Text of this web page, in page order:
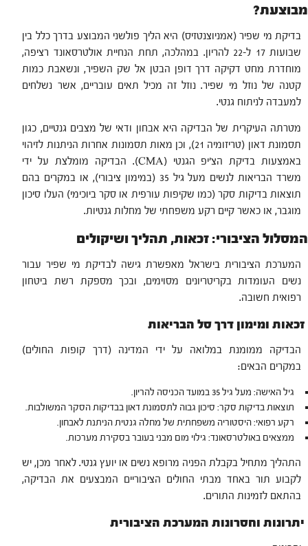
מבוצעת?
בדיקת מי שפיר (אמניוצנטזיס) היא הליך פולשני המבוצע בדרך כלל בין
שבועות 17 ל-22 להריון. במהלכה, תחת הנחיית אולטרסאונד רציפה,
מוחדרת מחט דקיקה דרך דופן הבטן אל שק השפיר, ונשאבת כמות
קטנה של נוזל מי שפיר. נוזל זה מכיל תאים עובריים, אשר נשלחים
למעבדה לניתוח גנטי.
מטרתה העיקרית של הבדיקה היא אבחון ודאי של מצבים גנטיים, כגון
תסמונת דאון (טריזומיה 21), וכן מאות תסמונות אחרות הניתנות לזיהוי
באמצעות בדיקת הצ'יפ הגנטי (CMA). הבדיקה מומלצת על ידי
משרד הבריאות לנשים מעל גיל 35 (במימון ציבורי), או במקרים בהם
תוצאות בדיקות סקר (כמו שקיפות עורפית או סקר ביוכימי) העלו סיכון
מוגבר, או כאשר קיים רקע משפחתי של מחלות גנטיות.
המסלול הציבורי: זכאות, תהליך ושיקולים
המערכת הציבורית בישראל מאפשרת גישה לבדיקת מי שפיר עבור
נשים העומדות בקריטריונים מסוימים, ובכך מספקת רשת ביטחון
רפואית חשובה.
זכאות ומימון דרך סל הבריאות
הבדיקה ממומנת במלואה על ידי המדינה (דרך קופות החולים)
במקרים הבאים:
גיל האישה: מעל גיל 35 במועד הכניסה להריון.
תוצאות בדיקות סקר: סיכון גבוה לתסמונת דאון בבדיקות הסקר המשולבות.
רקע רפואי: היסטוריה משפחתית של מחלה גנטית הניתנת לאבחון.
ממצאים באולטרסאונד: גילוי מום מבני בעובר בסקירת מערכות.
התהליך מתחיל בקבלת הפניה מרופא נשים או יועץ גנטי. לאחר מכן, יש
לקבוע תור באחד מבתי החולים הציבוריים המבצעים את הבדיקה,
בהתאם לזמינות התורים.
יתרונות וחסרונות המערכת הציבורית